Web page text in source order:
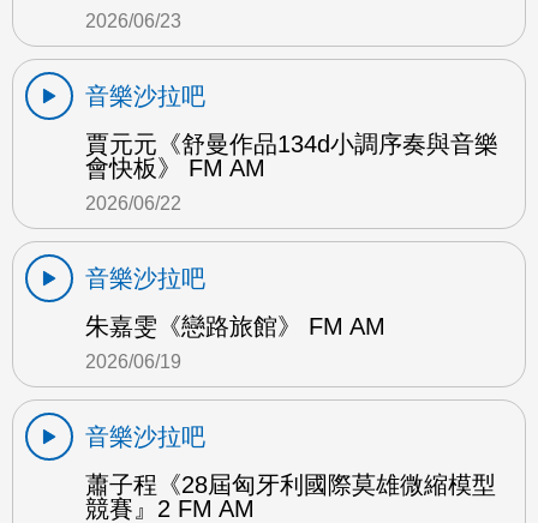
2026/06/23
音樂沙拉吧
賈元元《舒曼作品134d小調序奏與音樂
會快板》 FM AM
2026/06/22
音樂沙拉吧
朱嘉雯《戀路旅館》 FM AM
2026/06/19
音樂沙拉吧
蕭子程《28屆匈牙利國際莫雄微縮模型
競賽』2 FM AM